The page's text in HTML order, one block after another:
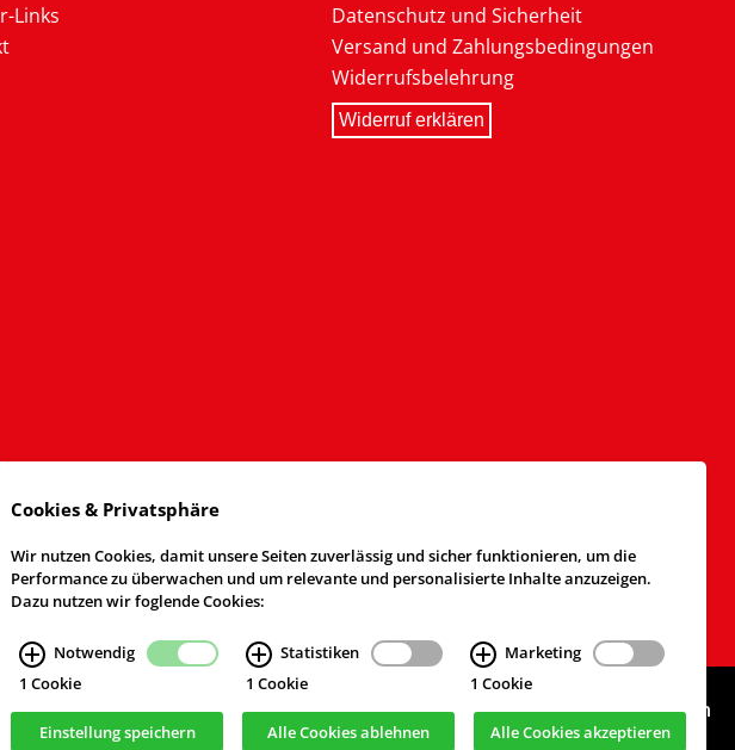
Links
Datenschutz und Sicherheit
Versand und Zahlungsbedingungen
Widerrufsbelehrung
Widerruf erklären
Webdesign & Realisierungcekom GmbH, Köln
Cookies & Privatsphäre
Wir nutzen Cookies, damit unsere Seiten zuverlässig und sicher funktionieren, um die
Performance zu überwachen und um relevante und personalisierte Inhalte anzuzeigen.
Dazu nutzen wir foglende Cookies:
Notwendig
1 Cookie
Statistiken
1 Cookie
Marketing
1 Cookie
Einstellung speichern Alle Cookies ablehnen Alle Cookies akzeptieren